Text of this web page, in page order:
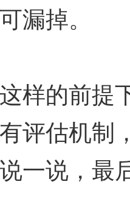
漏掉。
的前提
评估机制
一说，最